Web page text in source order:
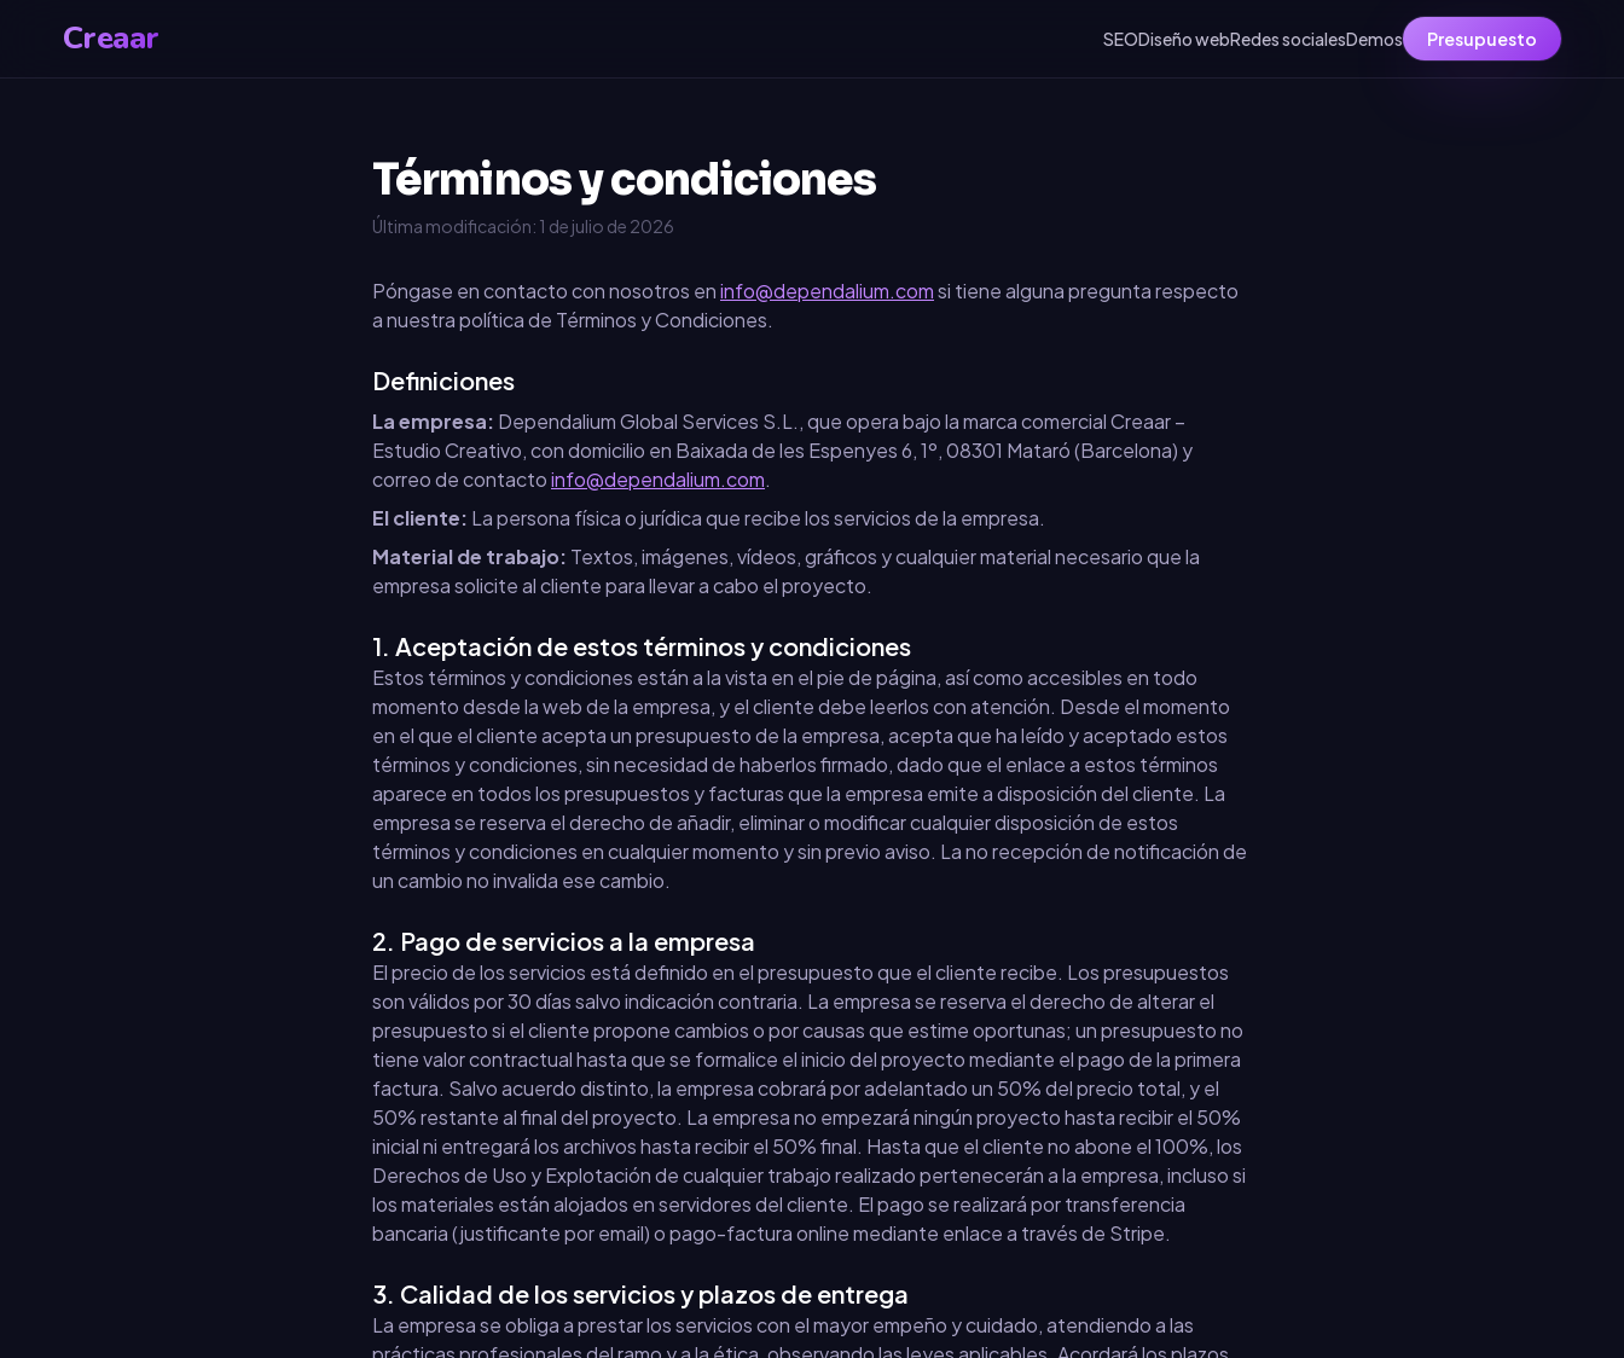
Creaar SEODiseño webRedes socialesDemos Presupuesto
Términos y condiciones
Última modificación: 1 de julio de 2026
Póngase en contacto con nosotros eninfo@dependalium.comsi tiene alguna pregunta respecto
a nuestra política de Términos y Condiciones.
Definiciones
La empresa: Dependalium Global Services S.L., que opera bajo la marca comercial Creaar –
Estudio Creativo, con domicilio en Baixada de les Espenyes 6, 1º,08301 Mataró(Barcelona) y
correo de contactoinfo@dependalium.com.
El cliente: La persona física o jurídica que recibe los servicios de la empresa.
Material de trabajo: Textos, imágenes, vídeos, gráficos y cualquier material necesario que la
empresa solicite al cliente para llevar a cabo el proyecto.
1. Aceptación de estos términos y condiciones
Estos términos y condiciones están a la vista en el pie de página, así como accesibles en todo
momento desde la web de la empresa, y el cliente debe leerlos con atención. Desde el momento
en el que el cliente acepta un presupuesto de la empresa, acepta que ha leído y aceptado estos
términos y condiciones, sin necesidad de haberlos firmado, dado que el enlace a estos términos
aparece en todos los presupuestos y facturas que la empresa emite a disposición del cliente. La
empresa se reserva el derecho de añadir, eliminar o modificar cualquier disposición de estos
términos y condiciones en cualquier momento y sin previo aviso. La no recepción de notificación de
un cambio no invalida ese cambio.
2. Pago de servicios a la empresa
El precio de los servicios está definido en el presupuesto que el cliente recibe. Los presupuestos
son válidos por 30 días salvo indicación contraria. La empresa se reserva el derecho de alterar el
presupuesto si el cliente propone cambios o por causas que estime oportunas; un presupuesto no
tiene valor contractual hasta que se formalice el inicio del proyecto mediante el pago de la primera
factura. Salvo acuerdo distinto, la empresa cobrará por adelantado un 50% del precio total, y el
50% restante al final del proyecto. La empresa no empezará ningún proyecto hasta recibir el 50%
inicial ni entregará los archivos hasta recibir el 50% final. Hasta que el cliente no abone el 100%, los
Derechos de Uso y Explotación de cualquier trabajo realizado pertenecerán a la empresa, incluso si
los materiales están alojados en servidores del cliente. El pago se realizará por transferencia
bancaria (justificante por email) o pago-factura online mediante enlace a través de Stripe.
3. Calidad de los servicios y plazos de entrega
La empresa se obliga a prestar los servicios con el mayor empeño y cuidado, atendiendo a las